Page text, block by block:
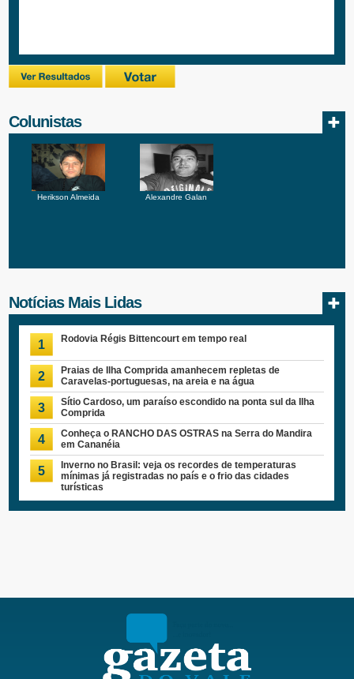
Colunistas
Herikson Almeida Alexandre Galan
Notícias Mais Lidas
1 Rodovia Régis Bittencourt em tempo real
2
Praias de Ilha Comprida amanhecem repletas de
Caravelas-portuguesas, na areia e na água
3
Sítio Cardoso, um paraíso escondido na ponta sul da Ilha
Comprida
4
Conheça o RANCHO DAS OSTRAS na Serra do Mandira
em Cananéia
5
Inverno no Brasil: veja os recordes de temperaturas
mínimas já registradas no país e o frio das cidades
turísticas